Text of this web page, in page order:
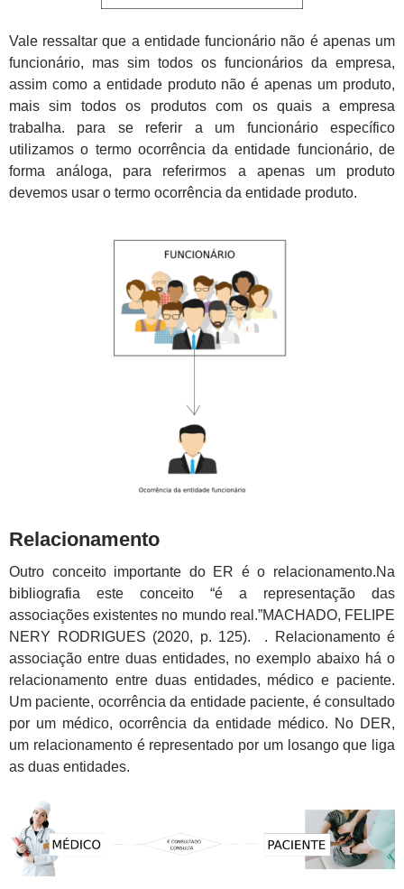
Vale ressaltar que a entidade funcionário não é apenas um
funcionário, mas sim todos os funcionários da empresa,
assim como a entidade produto não é apenas um produto,
mais sim todos os produtos com os quais a empresa
trabalha. para se referir a um funcionário específico
utilizamos o termo ocorrência da entidade funcionário, de
forma análoga, para referirmos a apenas um produto
devemos usar o termo ocorrência da entidade produto.
Relacionamento
Outro conceito importante do ER é o relacionamento.Na
bibliografia este conceito “é a representação das
associações existentes no mundo real.”MACHADO, FELIPE
NERY RODRIGUES (2020, p. 125). . Relacionamento é
associação entre duas entidades, no exemplo abaixo há o
relacionamento entre duas entidades, médico e paciente.
Um paciente, ocorrência da entidade paciente, é consultado
por um médico, ocorrência da entidade médico. No DER,
um relacionamento é representado por um losango que liga
as duas entidades.